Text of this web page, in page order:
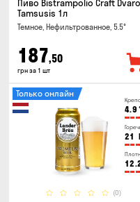
Пиво Bistrampolio Craft Dvaro
Tamsusis 1л
Темное, Нефильтрованное, 5.5°
187,50
грн за 1 шт
4.9
21
(0)
Только онлайн